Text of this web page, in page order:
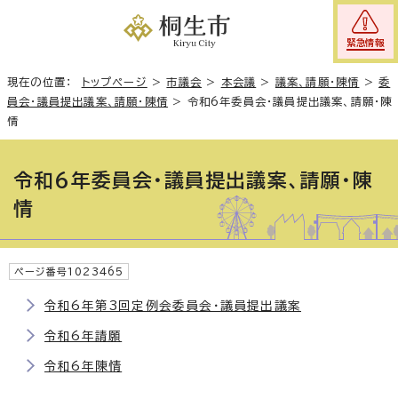
緊急情報
現在の位置： トップページ >市議会 > 本会議 > 議案、請願・陳情 >委
員会・議員提出議案、請願・陳情 > 令和6年委員会・議員提出議案、請願・陳
情
令和6年委員会・議員提出議案、請願・陳
情
ページ番号1023465
令和6年第3回定例会委員会・議員提出議案
令和6年請願
令和6年陳情